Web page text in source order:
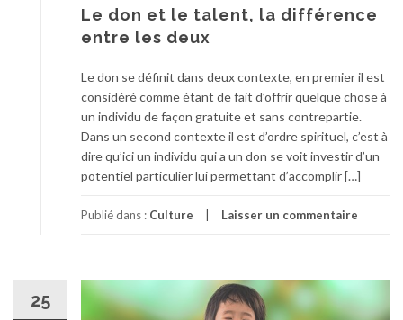
Le don et le talent, la différence
entre les deux
Le don se définit dans deux contexte, en premier il est
considéré comme étant de fait d’offrir quelque chose à
un individu de façon gratuite et sans contrepartie.
Dans un second contexte il est d’ordre spirituel, c’est à
dire qu’ici un individu qui a un don se voit investir d’un
potentiel particulier lui permettant d’accomplir […]
Publié dans : Culture Laisser un commentaire
25